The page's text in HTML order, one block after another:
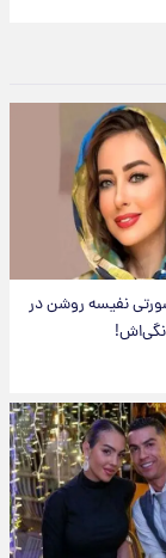
نفیسه روشن در